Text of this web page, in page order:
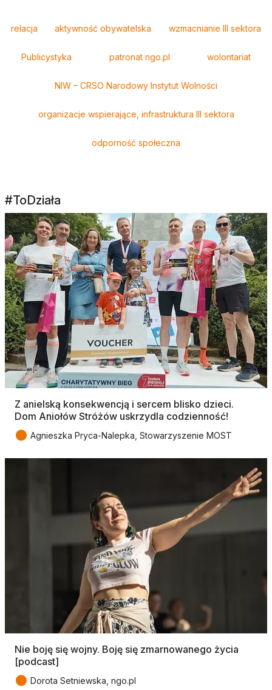
relacja aktywność obywatelska wzmacnianie III sektora
Publicystyka patronat ngo.pl wolontariat
NIW – CRSO Narodowy Instytut Wolności
organizacje wspierające, infrastruktura III sektora
odporność społeczna
#ToDziała
Z anielską konsekwencją i sercem blisko dzieci.
Dom Aniołów Stróżów uskrzydla codzienność!
● Agnieszka Pryca-Nalepka, Stowarzyszenie MOST
Nie boję się wojny. Boję się zmarnowanego życia
[podcast]
● Dorota Setniewska, ngo.pl